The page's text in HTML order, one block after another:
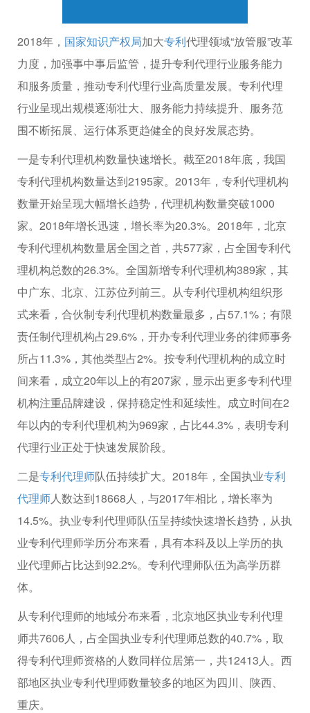
2018年， 国家知识产权局加大专利代理领域“放管服”改革
力度，加强事中事后监管，提升专利代理行业服务能力
和服务质量，推动专利代理行业高质量发展。专利代理
行业呈现出规模逐渐壮大、服务能力持续提升、服务范
围不断拓展、运行体系更趋健全的良好发展态势。
一是专利代理机构数量快速增长。截至2018年底，我国
专利代理机构数量达到2195家。2013年，专利代理机构
数量开始呈现大幅增长趋势，代理机构数量突破1000
家。2018年增长迅速，增长率为20.3%。2018年，北京
专利代理机构数量居全国之首，共577家，占全国专利代
理机构总数的26.3%。全国新增专利代理机构389家，其
中广东、北京、江苏位列前三。从专利代理机构组织形
式来看，合伙制专利代理机构数量最多，占57.1%；有限
责任制代理机构占29.6%，开办专利代理业务的律师事务
所占11.3%，其他类型占2%。按专利代理机构的成立时
间来看，成立20年以上的有207家，显示出更多专利代理
机构注重品牌建设，保持稳定性和延续性。成立时间在2
年以内的专利代理机构为969家，占比44.3%，表明专利
代理行业正处于快速发展阶段。
二是专利代理师队伍持续扩大。2018年，全国执业专利
代理师人数达到18668人，与2017年相比，增长率为
14.5%。执业专利代理师队伍呈持续快速增长趋势，从执
业专利代理师学历分布来看，具有本科及以上学历的执
业代理师占比达到92.2%。专利代理师队伍为高学历群
体。
从专利代理师的地域分布来看，北京地区执业专利代理
师共7606人，占全国执业专利代理师总数的40.7%，取
得专利代理师资格的人数同样位居第一，共12413人。西
部地区执业专利代理师数量较多的地区为四川、陕西、
重庆。